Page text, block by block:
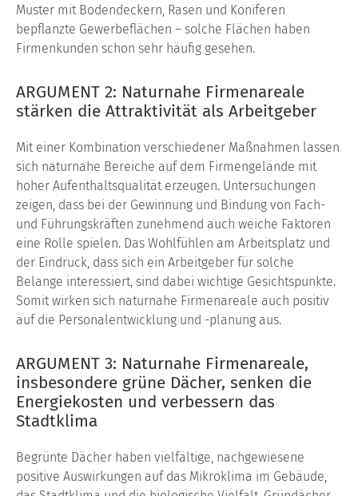
Muster mit Bodendeckern, Rasen und Koniferen
bepflanzte Gewerbeflächen – solche Flächen haben
Firmenkunden schon sehr häufig gesehen.
ARGUMENT 2: Naturnahe Firmenareale
stärken die Attraktivität als Arbeitgeber
Mit einer Kombination verschiedener Maßnahmen lassen
sich naturnahe Bereiche auf dem Firmengelände mit
hoher Auf­enthaltsqualität erzeugen. Untersuchungen
zeigen, dass bei der Gewinnung und Bindung von Fach-
und Führungskräf­ten zunehmend auch weiche Faktoren
eine Rolle spielen. Das Wohlfühlen am Arbeitsplatz und
der Eindruck, dass sich ein Arbeitgeber für solche
Belange interessiert, sind dabei wichti­ge Gesichtspunkte.
Somit wirken sich naturnahe Firmenarea­le auch positiv
auf die Personalentwicklung und -planung aus.
ARGUMENT 3: Naturnahe Firmenareale,
insbesondere grüne Dächer, senken die
Energiekosten und verbessern das
Stadtklima
Begrünte Dächer haben vielfältige, nachgewiesene
positive Auswirkungen auf das Mikroklima im Gebäude,